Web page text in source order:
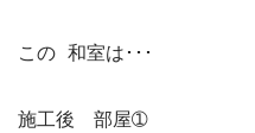
この 和室は･･･
施工後　部屋➀